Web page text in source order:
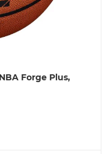
Forge Plus,